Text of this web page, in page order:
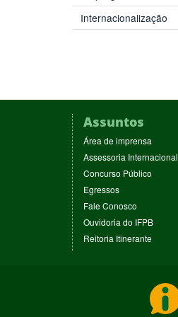
Internacionalização
Assuntos
Área de imprensa
em
nova
Assessoria Internacional
Concurso Público
Egressos(abre
nova
janela)
Fale Conosco
em
nova
janela)
Ouvidoria do IFPB(abre
Reitoria Itinerante(abre